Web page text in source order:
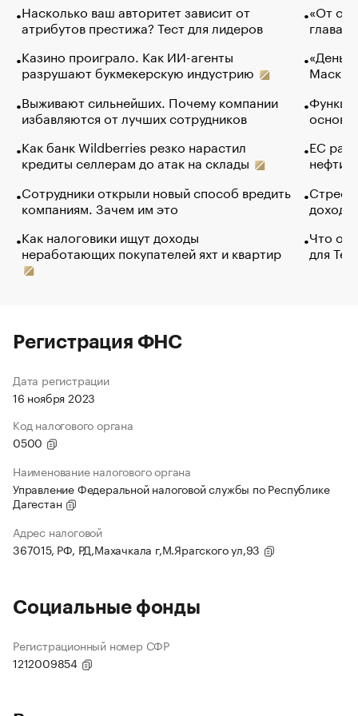
Насколько ваш авторитет зависит от
атрибутов престижа? Тест для лидеров
Казино проиграло. Как ИИ-агенты
разрушают букмекерскую индустрию
Выживают сильнейших. Почему компании
избавляются от лучших сотрудников
Как банк Wildberries резко нарастил
кредиты селлерам до атак на склады
Сотрудники открыли новый способ вредить
компаниям. Зачем им это
Как налоговики ищут доходы
неработающих покупателей яхт и квартир
«От
глава
Маск в
основ
ЕС
нефти
Что
для
Регистрация ФНС
Дата регистрации
16 ноября 2023
Код налогового органа
0500
Наименование налогового органа
Управление Федеральной налоговой службы по Республике
Дагестан
Адрес налоговой
367015, РФ, РД,Махачкала г,М.Ярагского ул,93
Социальные фонды
Регистрационный номер СФР
1212009854